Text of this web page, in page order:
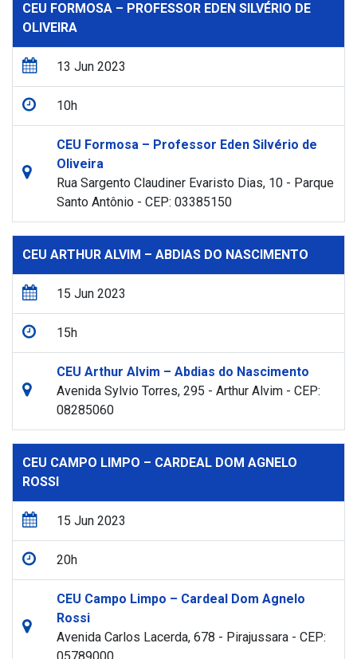
CEU FORMOSA – PROFESSOR EDEN SILVÉRIO DE
OLIVEIRA
13 Jun 2023
10h
CEU Formosa – Professor Eden Silvério de
Oliveira
Rua Sargento Claudiner Evaristo Dias, 10 - Parque
Santo Antônio - CEP: 03385150
CEU ARTHUR ALVIM – ABDIAS DO NASCIMENTO
15 Jun 2023
15h
CEU Arthur Alvim – Abdias do Nascimento
Avenida Sylvio Torres, 295 - Arthur Alvim - CEP:
08285060
CEU CAMPO LIMPO – CARDEAL DOM AGNELO
ROSSI
15 Jun 2023
20h
CEU Campo Limpo – Cardeal Dom Agnelo
Rossi
Avenida Carlos Lacerda, 678 - Pirajussara - CEP: